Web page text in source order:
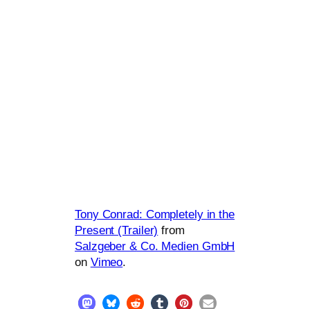
Tony Conrad: Completely in the
Present (Trailer) from
Salzgeber&Co. Medien GmbH
on Vimeo.